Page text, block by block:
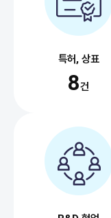
특허, 상표
8건